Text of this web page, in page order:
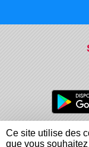
Charte
Informations
Ce site utilise des
que vous